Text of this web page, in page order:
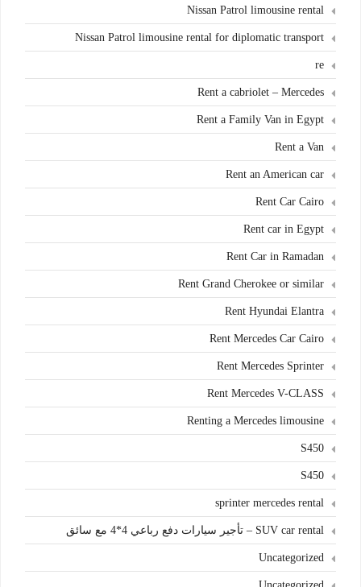
Nissan Patrol limousine rental
Nissan Patrol limousine rental for diplomatic transport
re
Rent a cabriolet – Mercedes
Rent a Family Van in Egypt
Rent a Van
Rent an American car
Rent Car Cairo
Rent car in Egypt
Rent Car in Ramadan
Rent Grand Cherokee or similar
Rent Hyundai Elantra
Rent Mercedes Car Cairo
Rent Mercedes Sprinter
Rent Mercedes V-CLASS
Renting a Mercedes limousine
S450
S450
sprinter mercedes rental
SUV car rental – تأجير سيارات دفع رباعي 4*4 مع سائق
Uncategorized